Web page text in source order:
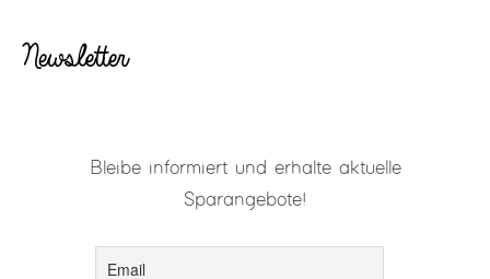
Newsletter
Bleibe informiert und erhalte aktuelle
Sparangebote!